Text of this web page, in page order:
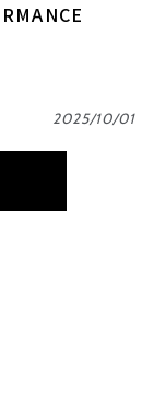
2025/10/01